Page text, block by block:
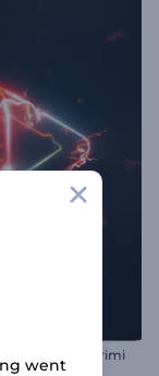
Logo Gösterimi
went